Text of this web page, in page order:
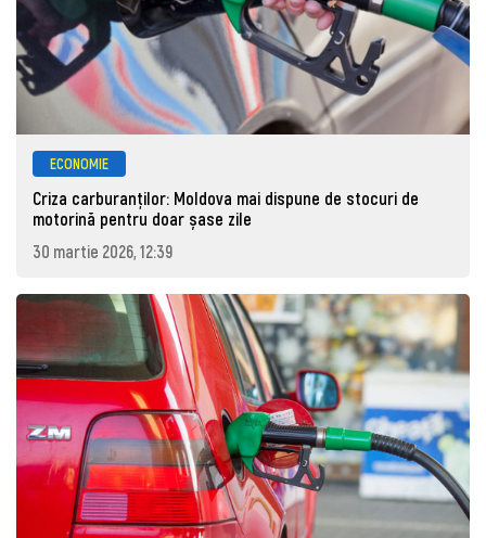
ECONOMIE
Criza carburanților: Moldova mai dispune de stocuri de
motorină pentru doar șase zile
30 martie 2026, 12:39